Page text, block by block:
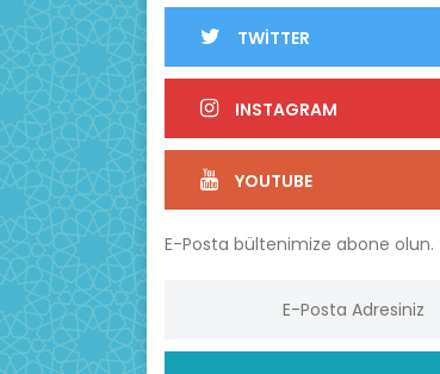
TWİTTER
INSTAGRAM
YOUTUBE
E-Posta bültenimize abone olun.